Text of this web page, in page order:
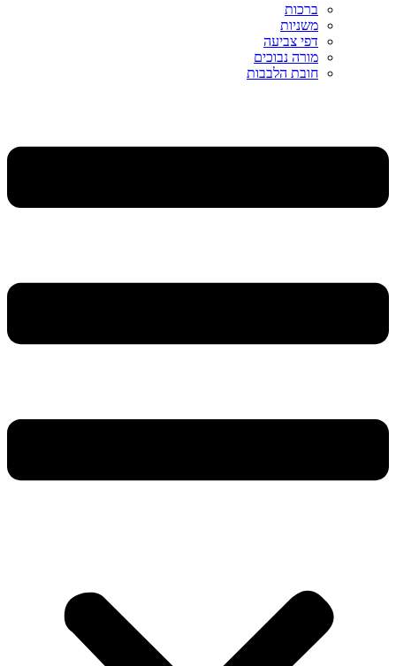
ברכות
משניות
דפי צביעה
מורה נבוכים
חובת הלבבות